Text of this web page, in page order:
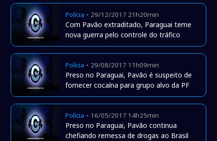
Polícia - 29/12/2017 21h20min
Com Pavão extraditado, Paraguai teme
nova guerra pelo controle do tráfico
Polícia - 29/08/2017 11h09min
Preso no Paraguai, Pavão é suspeito de
fornecer cocaína para grupo alvo da PF
Polícia - 16/05/2017 14h25min
Preso no Paraguai, Pavão continua
chefiando remessa de drogas ao Brasil